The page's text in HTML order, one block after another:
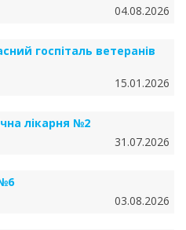
04.08.2026
госпіталь ветеранів
15.01.2026
лікарня №2
31.07.2026
03.08.2026